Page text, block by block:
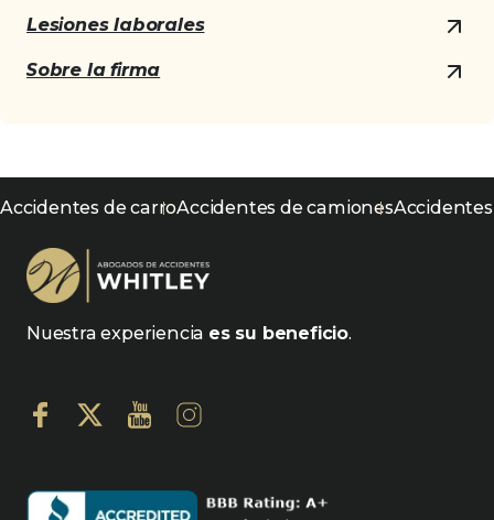
Lesiones laborales
Sobre la firma
Accidentes de carroAccidentes de camiones
Nuestra experiencia es su beneficio.